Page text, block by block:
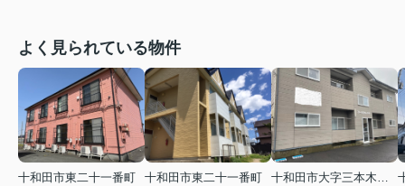
よく見られている物件
十和田市東二十一番町
十和田市東二十一番町